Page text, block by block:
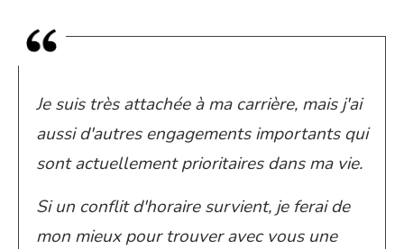
Je suis très attachée à ma carrière, mais j'ai
aussi d'autres engagements importants qui
sont actuellement prioritaires dans ma vie.
Si un conflit d'horaire survient, je ferai de
mon mieux pour trouver avec vous une